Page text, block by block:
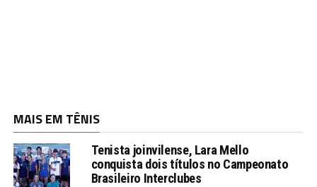
MAIS EM TÊNIS
Tenista joinvilense, Lara Mello
conquista dois títulos no Campeonato
Brasileiro Interclubes